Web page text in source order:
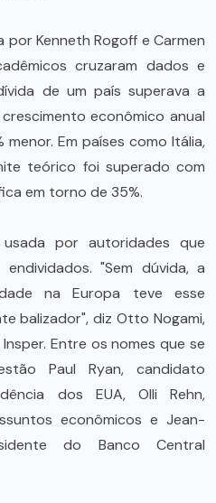
Kenneth Rogoff e Carmen
cruzaram dados e
de um país superava a
econômico anual
menor. Em países como Itália,
teórico foi superado com
em torno de 35%.
por autoridades que
"Sem dúvida, a
na Europa teve esse
balizador", diz Otto Nogami,
Entre os nomes que se
Paul Ryan, candidato
dos EUA, Olli Rehn,
econômicos e Jean-
do Banco Central